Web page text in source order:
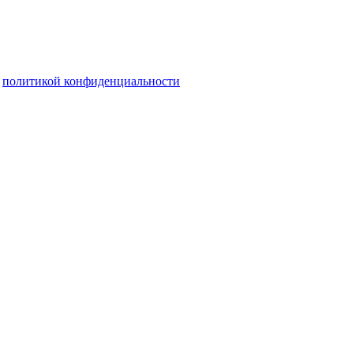
политикой конфиденциальности